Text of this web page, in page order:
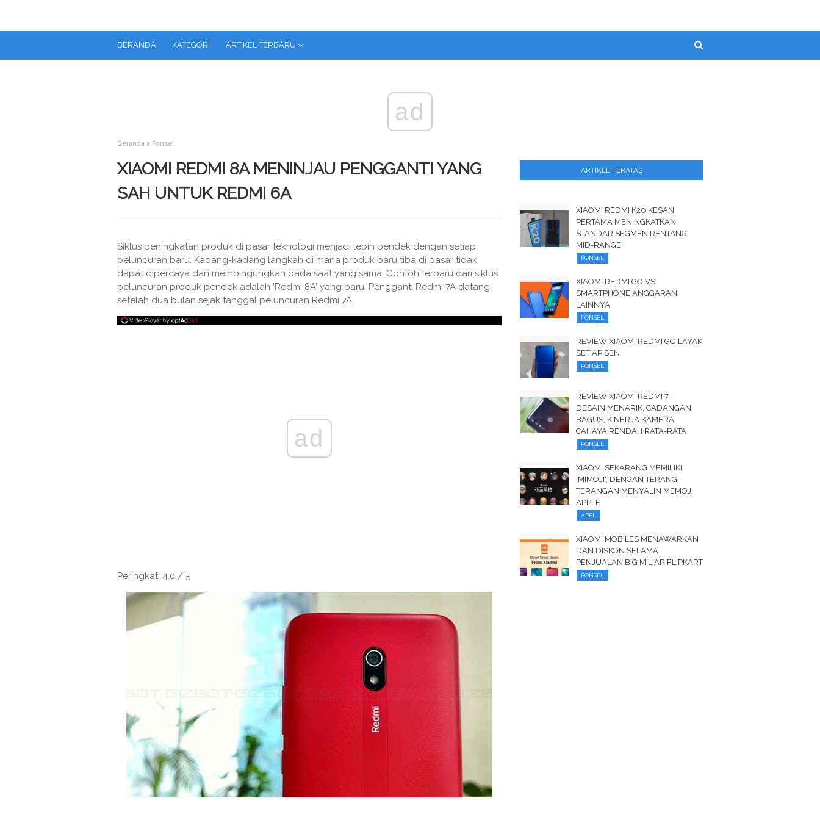
BERANDA KATEGORI ARTIKEL TERBARU
ad
Beranda Ponsel
XIAOMI REDMI 8A MENINJAU PENGGANTI YANG
SAH UNTUK REDMI 6A
Siklus peningkatan produk di pasar teknologi menjadi lebih pendek dengan setiap
peluncuran baru. Kadang-kadang langkah di mana produk baru tiba di pasar tidak
dapat dipercaya dan membingungkan pada saat yang sama. Contoh terbaru dari siklus
peluncuran produk pendek adalah 'Redmi 8A' yang baru. Pengganti Redmi 7A datang
setelah dua bulan sejak tanggal peluncuran Redmi 7A.
ad
Peringkat: 4.0 / 5
ARTIKEL TERATAS
XIAOMI REDMI K20 KESAN
PERTAMA MENINGKATKAN
STANDAR SEGMEN RENTANG
MID-RANGE
PONSEL
XIAOMI REDMI GO VS
SMARTPHONE ANGGARAN
LAINNYA
PONSEL
REVIEW XIAOMI REDMI GO LAYAK
SETIAP SEN
PONSEL
REVIEW XIAOMI REDMI 7 -
DESAIN MENARIK, CADANGAN
BAGUS, KINERJA KAMERA
CAHAYA RENDAH RATA-RATA
PONSEL
XIAOMI SEKARANG MEMILIKI
'MIMOJI', DENGAN TERANG-
TERANGAN MENYALIN MEMOJI
APPLE
APEL
XIAOMI MOBILES MENAWARKAN
DAN DISKON SELAMA
PENJUALAN BIG MILIAR FLIPKART
PONSEL